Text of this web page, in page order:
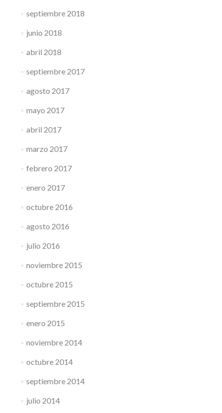
septiembre 2018
junio 2018
abril 2018
septiembre 2017
agosto 2017
mayo 2017
abril 2017
marzo 2017
febrero 2017
enero 2017
octubre 2016
agosto 2016
julio 2016
noviembre 2015
octubre 2015
septiembre 2015
enero 2015
noviembre 2014
octubre 2014
septiembre 2014
julio 2014